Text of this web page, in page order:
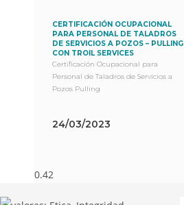
CERTIFICACIÓN OCUPACIONAL
PARA PERSONAL DE TALADROS
DE SERVICIOS A POZOS – PULLING
CON TROIL SERVICES
Certificación Ocupacional para
Personal de Taladros de Servicios a
Pozos Pulling
24/03/2023